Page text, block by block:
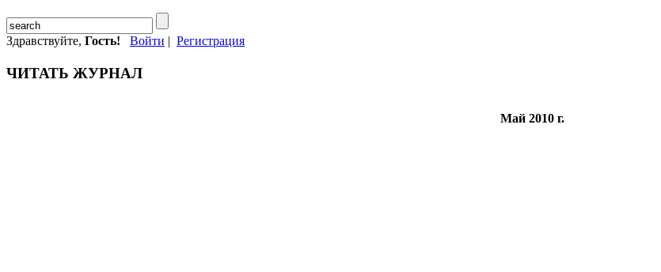
Здравствуйте, Гость! Войти | Регистрация
ЧИТАТЬ ЖУРНАЛ
Май 2010 г.